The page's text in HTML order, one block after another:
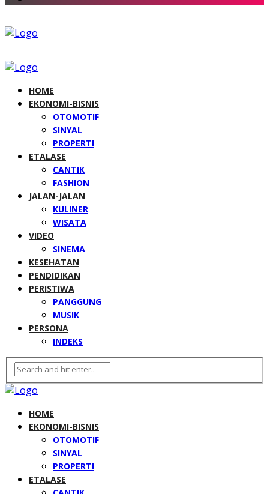
HOME
EKONOMI-BISNIS
OTOMOTIF
SINYAL
PROPERTI
ETALASE
CANTIK
FASHION
JALAN-JALAN
KULINER
WISATA
VIDEO
SINEMA
KESEHATAN
PENDIDIKAN
PERISTIWA
PANGGUNG
MUSIK
PERSONA
INDEKS
HOME
EKONOMI-BISNIS
OTOMOTIF
SINYAL
PROPERTI
ETALASE